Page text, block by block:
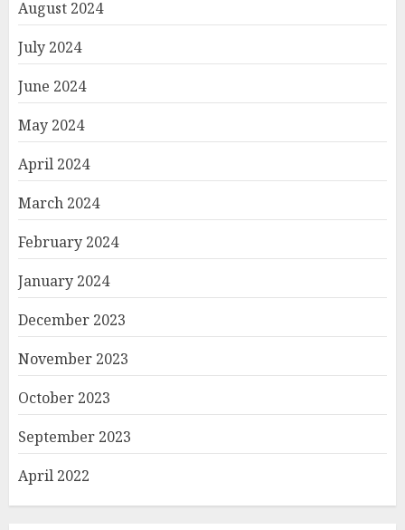
August 2024
July 2024
June 2024
May 2024
April 2024
March 2024
February 2024
January 2024
December 2023
November 2023
October 2023
September 2023
April 2022